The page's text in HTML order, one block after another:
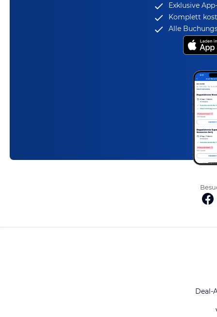
Exklusive
Komplett
Alle
Deal-